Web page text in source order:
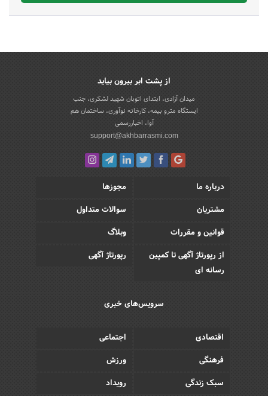
از پشت ابر بیرون بیاید
میدان آزادی، ابتدای اتوبان شهید لشکری، جنب
ایستگاه مترو بیمه، کارخانه نوآوری، ساختمان هم
آوا، اخباررسمی
support@akhbarrasmi.com
درباره ما
مجوزها
مشتریان
سوالات متداول
قوانین و مقررات
وبلاگ
از رپورتاژ آگهی تا کمپین
رسانه ای
رپورتاژ آگهی
سرویس‌های خبری
اقتصادی
اجتماعی
فرهنگی
ورزش
سبک زندگی
رویداد